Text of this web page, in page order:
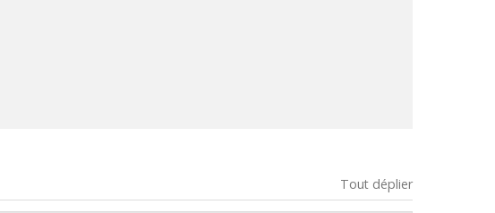
Tout déplier